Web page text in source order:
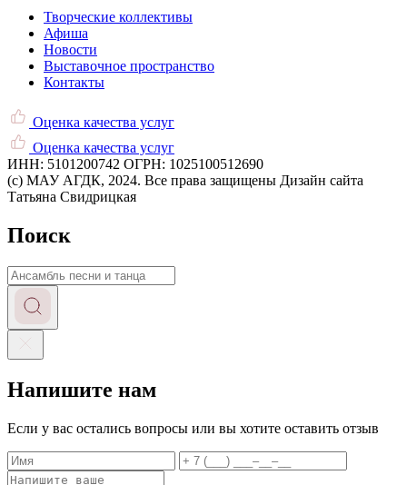
Творческие коллективы
Афиша
Новости
Выставочное пространство
Контакты
Оценка качества услуг
Оценка качества услуг
ИНН: 5101200742 ОГРН: 1025100512690
(c) МАУ АГДК, 2024. Все права защищены Дизайн сайта
Татьяна Свидрицкая
Поиск
Запрос
Напишите нам
Если у вас остались вопросы или вы хотите оставить отзыв